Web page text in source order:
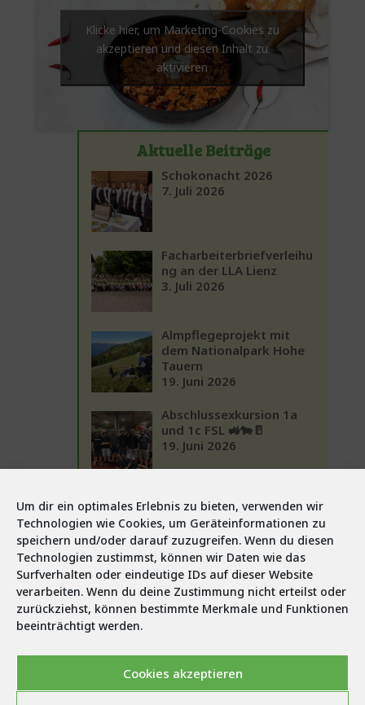
Um dir ein optimales Erlebnis zu bieten, verwenden wir
Technologien wie Cookies, um Geräteinformationen zu
speichern und/oder darauf zuzugreifen. Wenn du diesen
Technologien zustimmst, können wir Daten wie das
Surfverhalten oder eindeutige IDs auf dieser Website
verarbeiten. Wenn du deine Zustimmung nicht erteilst oder
zurückziehst, können bestimmte Merkmale und Funktionen
beeinträchtigt werden.
Cookies akzeptieren
Klicke hier, um Marketing-Cookies zu
akzeptieren und diesen Inhalt zu
aktivieren
Aktuelle Beiträge
Schokonacht 2026
7. Juli 2026
Facharbeiterbriefverleihu
ng an der LLA Lienz
3. Juli 2026
Almpflegeprojekt mit
dem Nationalpark Hohe
Tauern
19. Juni 2026
Abschlussexkursion 1a
und 1c FSL 🚜🐄🥛
19. Juni 2026
Fachschule
Landwirtschaft LLA Lienz
am 16. und 17. Juni 2026
19. Juni 2026
Exkursion Landwirtschaft
1BHM
18. Juni 2026
Abschlussexkursion der
2BHM in die Steiermark –
Drei erlebnisreiche Tage